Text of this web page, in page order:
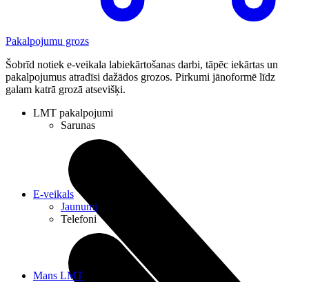
Pakalpojumu grozs
Šobrīd notiek e-veikala labiekārtošanas darbi, tāpēc iekārtas un
pakalpojumus atradīsi dažādos grozos. Pirkumi jānoformē līdz
galam katrā grozā atsevišķi.
LMT pakalpojumi
Sarunas
E-veikals
Jaunumi
Telefoni
Mans LMT